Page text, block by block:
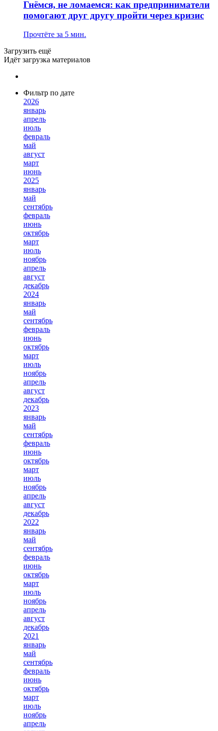
Гнёмся, не ломаемся: как предприниматели
помогают друг другу пройти через кризис
Прочтёте за 5 мин.
Загрузить ещё
Идёт загрузка материалов
Фильтр по дате
2026
январь
апрель
июль
февраль
май
август
март
июнь
2025
январь
май
сентябрь
февраль
июнь
октябрь
март
июль
ноябрь
апрель
август
декабрь
2024
январь
май
сентябрь
февраль
июнь
октябрь
март
июль
ноябрь
апрель
август
декабрь
2023
январь
май
сентябрь
февраль
июнь
октябрь
март
июль
ноябрь
апрель
август
декабрь
2022
январь
май
сентябрь
февраль
июнь
октябрь
март
июль
ноябрь
апрель
август
декабрь
2021
январь
май
сентябрь
февраль
июнь
октябрь
март
июль
ноябрь
апрель